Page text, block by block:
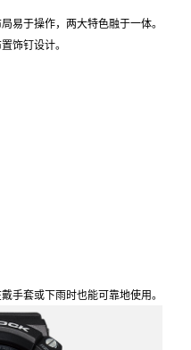
易于操作，两大特色融于一体。
饰钉设计。
手套或下雨时也能可靠地使用。